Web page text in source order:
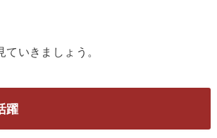
いきましょう。
躍